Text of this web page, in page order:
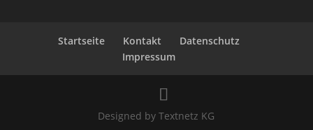
Startseite Kontakt
Datenschutz
Impressum
Designed by Textnetz KG